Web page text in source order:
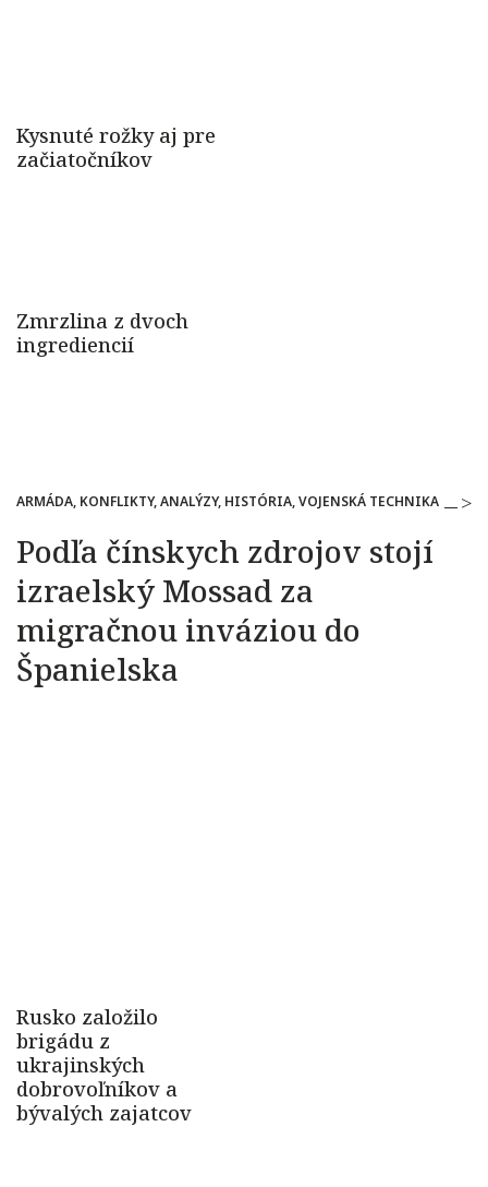
ARMÁDA, KONFLIKTY, ANALÝZY, HISTÓRIA, VOJENSKÁ TECHNIKA